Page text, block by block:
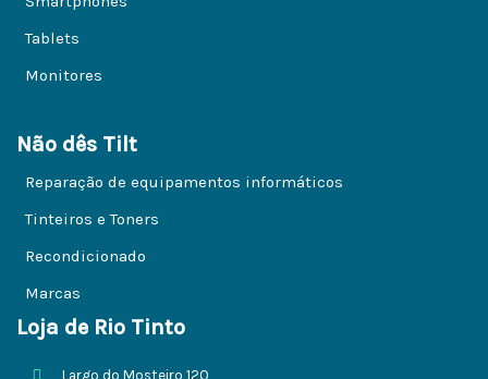
Tablets
Monitores
Não dês Tilt
Reparação de equipamentos informáticos
Tinteiros e Toners
Recondicionado
Marcas
Loja de Rio Tinto
Largo do Mosteiro 120